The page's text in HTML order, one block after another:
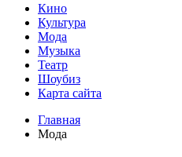
Кино
Культура
Мода
Музыка
Театр
Шоубиз
Карта сайта
Главная
Мода